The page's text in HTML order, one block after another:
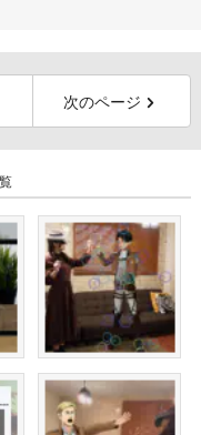
次のページ